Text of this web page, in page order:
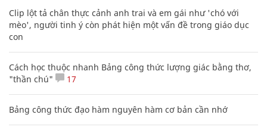
Clip lột tả chân thực cảnh anh trai và em gái như 'chó với
mèo', người tinh ý còn phát hiện một vấn đề trong giáo dục
con
Cách học thuộc nhanh Bảng công thức lượng giác bằng thơ,
"thần chú"
17
Bảng công thức đạo hàm nguyên hàm cơ bản cần nhớ